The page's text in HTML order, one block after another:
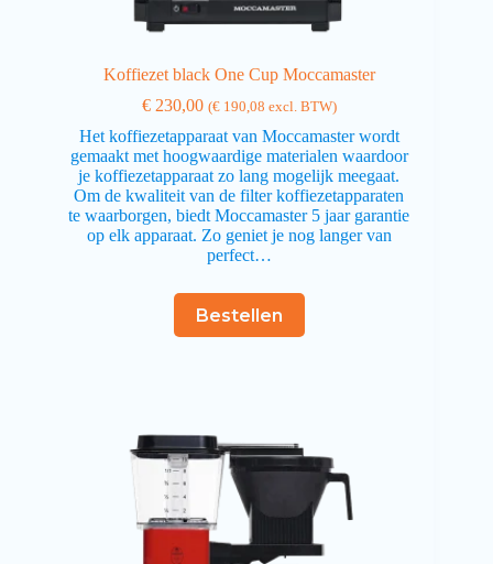
Koffiezet black One Cup Moccamaster
€230,00 (€190,08 excl. BTW)
Het koffiezetapparaat van Moccamaster wordt
gemaakt met hoogwaardige materialen waardoor
je koffiezetapparaat zo lang mogelijk meegaat.
Om de kwaliteit van de filter koffiezetapparaten
te waarborgen, biedt Moccamaster 5 jaar garantie
op elk apparaat. Zo geniet je nog langer van
perfect…
Bestellen